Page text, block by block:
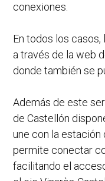
conexiones.
En todos los
a través de la web
donde también se
Además de este
de Castellón
une con la estación
permite conectar
facilitando el